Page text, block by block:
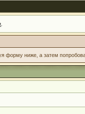
форму ниже, а затем